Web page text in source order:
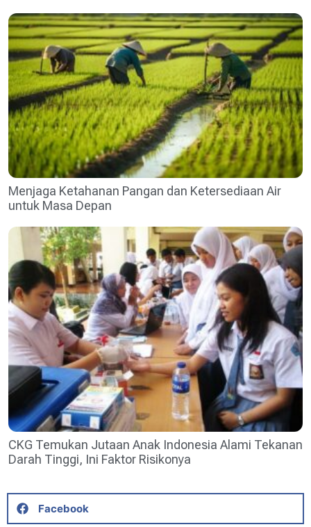
Menjaga Ketahanan Pangan dan Ketersediaan Air
untuk Masa Depan
CKG Temukan Jutaan Anak Indonesia Alami Tekanan
Darah Tinggi, Ini Faktor Risikonya
Facebook